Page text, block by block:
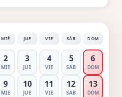
MIÉ JUE VIE SÁB DOM
2
MIE
3
JUE
4
VIE
5
SAB
6
DOM
9
MIE
10
JUE
11
VIE
12
SAB
13
DOM